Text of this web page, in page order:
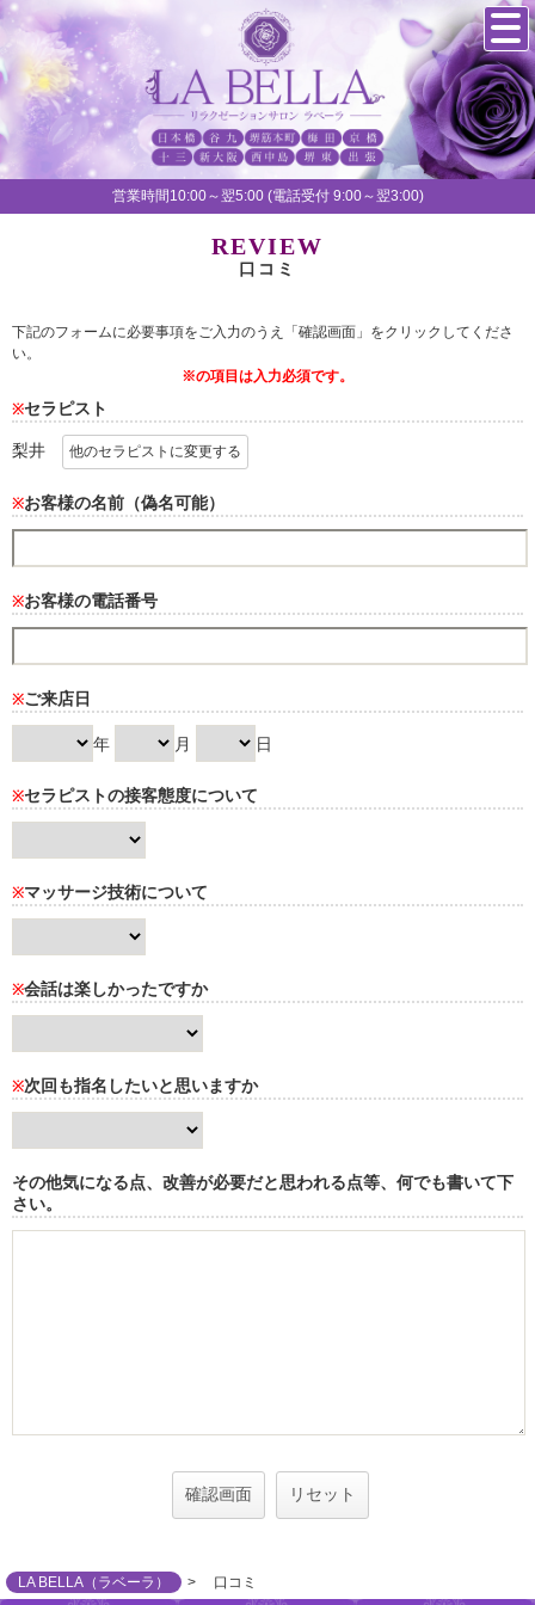
営業時間10:00～翌5:00 (電話受付 9:00～翌3:00)
REVIEW
口コミ
下記のフォームに必要事項をご入力のうえ「確認画面」をクリックしてくださ
い。
※の項目は入力必須です。
※セラピスト
梨井 他のセラピストに変更する
※お客様の名前（偽名可能）
※お客様の電話番号
※ご来店日
年 月 日
※セラピストの接客態度について
※マッサージ技術について
※会話は楽しかったですか
※次回も指名したいと思いますか
その他気になる点、改善が必要だと思われる点等、何でも書いて下
さい。
LA BELLA（ラベーラ） 口コミ